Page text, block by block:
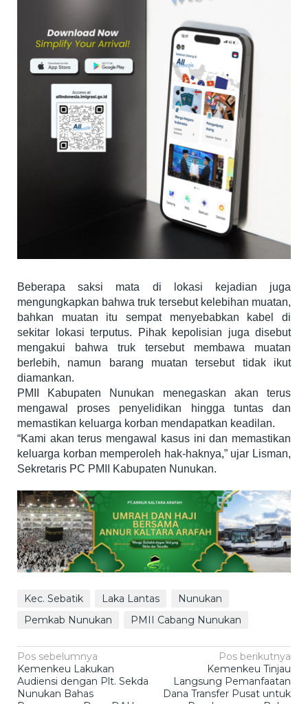
Beberapa saksi mata di lokasi kejadian juga
mengungkapkan bahwa truk tersebut kelebihan muatan,
bahkan muatan itu sempat menyebabkan kabel di
sekitar lokasi terputus. Pihak kepolisian juga disebut
mengakui bahwa truk tersebut membawa muatan
berlebih, namun barang muatan tersebut tidak ikut
diamankan.
PMII Kabupaten Nunukan menegaskan akan terus
mengawal proses penyelidikan hingga tuntas dan
memastikan keluarga korban mendapatkan keadilan.
“Kami akan terus mengawal kasus ini dan memastikan
keluarga korban memperoleh hak-haknya,” ujar Lisman,
Sekretaris PC PMII Kabupaten Nunukan.
Kec. Sebatik Laka Lantas
Nunukan
Pemkab Nunukan
PMII Cabang Nunukan
Navigasi
pos
Pos sebelumnya
Kemenkeu Lakukan
Audiensi dengan Plt. Sekda
Nunukan Bahas
Pos berikutnya
Kemenkeu Tinjau
Langsung Pemanfaatan
Dana Transfer Pusat untuk